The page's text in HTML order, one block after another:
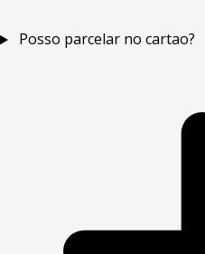
Posso parcelar no cartao?